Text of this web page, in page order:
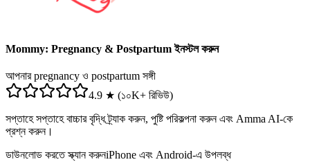
Mommy: Pregnancy & Postpartum ইনস্টল করুন
আপনার pregnancy ও postpartum সঙ্গী
4.9 ★ (১০K+ রিভিউ)
সপ্তাহে সপ্তাহে বাচ্চার বৃদ্ধি ট্র্যাক করুন, পুষ্টি পরিকল্পনা করুন এবং Amma AI-কে
প্রশ্ন করুন।
ডাউনলোড করতে স্ক্যান করুনiPhone এবং Android-এ উপলব্ধ